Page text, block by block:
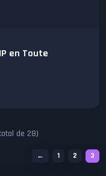
en Toute
de 28)
← 1 2 3